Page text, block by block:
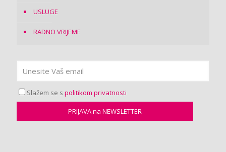
USLUGE
RADNO VRIJEME
Slažem se s politikom privatnosti